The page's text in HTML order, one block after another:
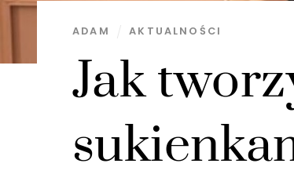
Jak
ADAM AKTUALNOŚCI